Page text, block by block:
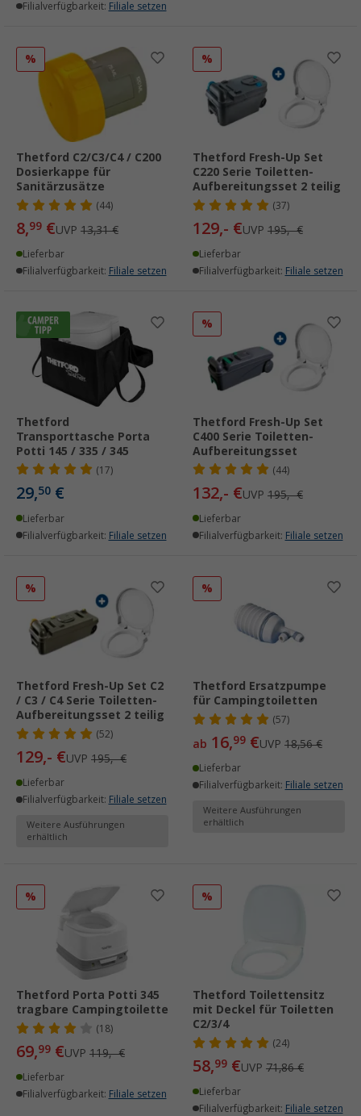
Filialverfügbarkeit: Filiale setzen
%
Thetford C2/C3/C4 / C200
Dosierkappe für
Sanitärzusätze
(44)
8,99 €UVP 13,31 €
Lieferbar
Filialverfügbarkeit: Filiale setzen
%
Thetford Fresh-Up Set
C220 Serie Toiletten-
Aufbereitungsset 2 teilig
(37)
129,- €UVP 195,- €
Lieferbar
Filialverfügbarkeit: Filiale setzen
Thetford
Transporttasche Porta
Potti 145 / 335 / 345
(17)
29,50 €
Lieferbar
Filialverfügbarkeit: Filiale setzen
%
Thetford Fresh-Up Set
C400 Serie Toiletten-
Aufbereitungsset
(44)
132,- €UVP 195,- €
Lieferbar
Filialverfügbarkeit: Filiale setzen
%
Thetford Fresh-Up Set C2
/ C3 / C4 Serie Toiletten-
Aufbereitungsset 2 teilig
(52)
129,- €UVP 195,- €
Lieferbar
Filialverfügbarkeit: Filiale setzen
Weitere Ausführungen
erhältlich
%
Thetford Ersatzpumpe
für Campingtoiletten
(57)
ab 16,99 €UVP 18,56 €
Lieferbar
Filialverfügbarkeit: Filiale setzen
Weitere Ausführungen
erhältlich
%
Thetford Porta Potti 345
tragbare Campingtoilette
(18)
69,99 €UVP 119,- €
Lieferbar
Filialverfügbarkeit: Filiale setzen
%
Thetford Toilettensitz
mit Deckel für Toiletten
C2/3/4
(24)
58,99 €UVP 71,86 €
Lieferbar
Filialverfügbarkeit: Filiale setzen